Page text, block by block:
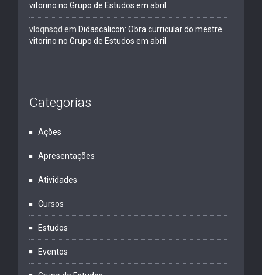
vitorino no Grupo de Estudos em abril
vloqnsqd em Didascalicon: Obra curricular do mestre
vitorino no Grupo de Estudos em abril
Categorias
Ações
Apresentações
Atividades
Cursos
Estudos
Eventos